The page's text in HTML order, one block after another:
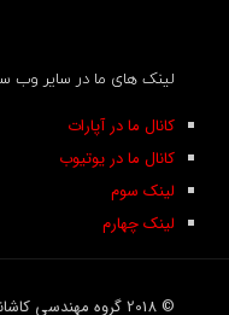
لینک های ما در سایر وب
کانال ما در آپارات
کانال ما در یوتیوب
لینک سوم
لینک چهارم
© 2018 گروه مهندسی کاشانه.